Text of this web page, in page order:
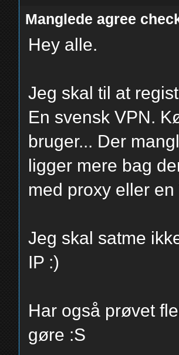
Manglede agree
Hey alle.
Jeg skal til at
En svensk VPN.
bruger... Der
ligger mere bag
med proxy eller en
Jeg skal satme
IP :)
Har også prøvet
gøre :S